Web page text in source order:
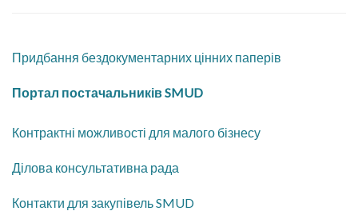
Придбання бездокументарних цінних паперів
Портал постачальників SMUD
Контрактні можливості для малого бізнесу
​Ділова консультативна рада
​Контакти для закупівель SMUD